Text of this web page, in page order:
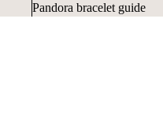
Pandora bracelet guide